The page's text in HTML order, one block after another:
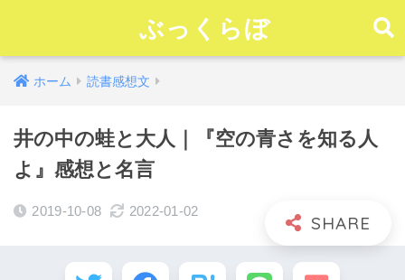
ぶっくらぼ
ホーム 読書感想文
井の中の蛙と大人｜『空の青さを知る人
よ』感想と名言
2019-10-08 2022-01-02